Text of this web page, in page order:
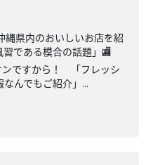
県内のおいしいお店を紹
である模合の話題」🏬
ですから！ 「フレッシ
んでもご紹介」...